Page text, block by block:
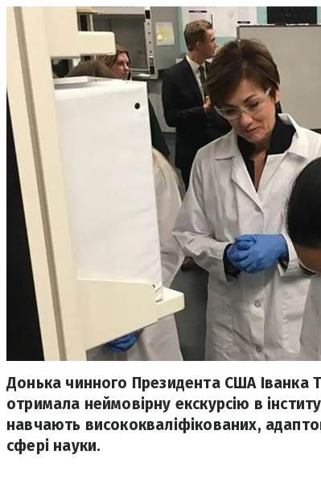
Донька чинного Президента США Іванка
отримала неймовірну екскурсію в
навчають висококваліфікованих,
сфері науки.